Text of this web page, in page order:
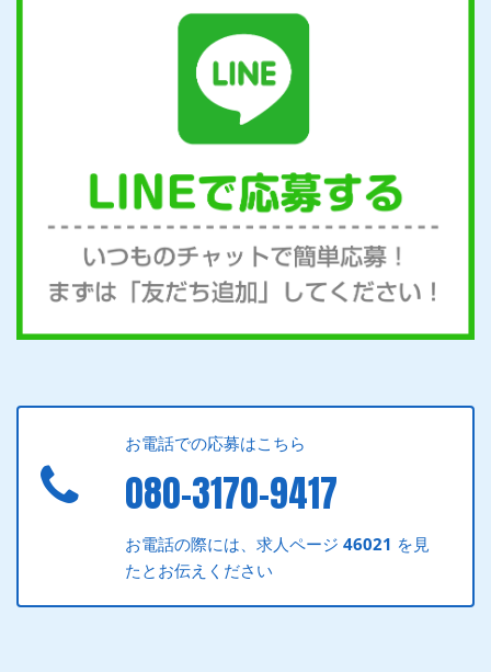
お電話での応募はこちら
080-3170-9417
お電話の際には、求人ページ46021 を見
たとお伝えください